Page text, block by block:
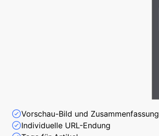
Vorschau-Bild und Zusammenfassung
Individuelle URL-Endung